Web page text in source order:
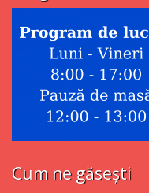
Cum ne găsești